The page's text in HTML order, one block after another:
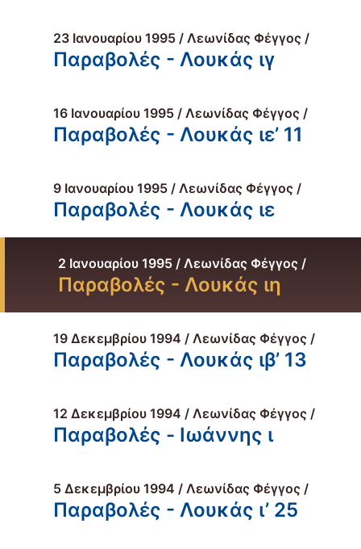
23 Ιανουαρίου 1995 / Λεωνίδας Φέγγος /
Παραβολές - Λουκάς ιγ
16 Ιανουαρίου 1995 / Λεωνίδας Φέγγος /
Παραβολές - Λουκάς ιε’ 11
9 Ιανουαρίου 1995 / Λεωνίδας Φέγγος /
Παραβολές - Λουκάς ιε
2 Ιανουαρίου 1995 / Λεωνίδας Φέγγος /
Παραβολές - Λουκάς ιη
19 Δεκεμβρίου 1994 / Λεωνίδας Φέγγος /
Παραβολές - Λουκάς ιβ’ 13
12 Δεκεμβρίου 1994 / Λεωνίδας Φέγγος /
Παραβολές - Ιωάννης ι
5 Δεκεμβρίου 1994 / Λεωνίδας Φέγγος /
Παραβολές - Λουκάς ι’ 25